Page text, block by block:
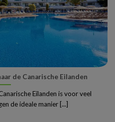
de Canarische Eilanden
Eilanden is voor veel
de ideale manier [...]